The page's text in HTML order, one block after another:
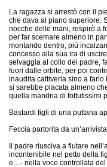
La ragazza si arrestò con il
che dava al piano superiore.
nocche delle mani, respirò a
per far scemare almeno in
montando dentro, più
concesso alla sua ira di
selvaggia al collo del padre,
fuori dalle orbite, per poi
inaudita cattiveria sino a
si sarebbe placata almeno
quella mandria di fottutissimi
Bastardi figli di una puttana
Feccia partorita da
Il padre riusciva a fiutare
incontenibile nel petto della
e…- nella voce controllata del